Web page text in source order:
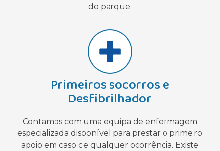
do parque.
Primeiros socorros e
Desfibrilhador
Contamos com uma equipa de enfermagem
especializada disponível para prestar o primeiro
apoio em caso de qualquer ocorrência. Existe